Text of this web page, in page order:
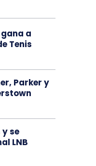
a
Tenis
Parker y
se
LNB